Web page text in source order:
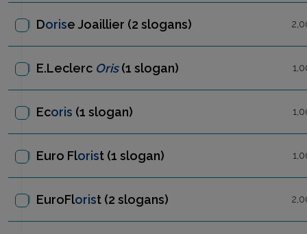
Dorise Joaillier (2 slogans)
E.Leclerc Oris(1 slogan)
Ecoris (1 slogan)
Euro Florist (1 slogan)
EuroFlorist (2 slogans)